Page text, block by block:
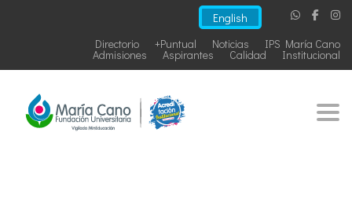
English
IPS María Cano
Noticias
+Puntual
Directorio
Institucional
Calidad
Aspirantes
Admisiones